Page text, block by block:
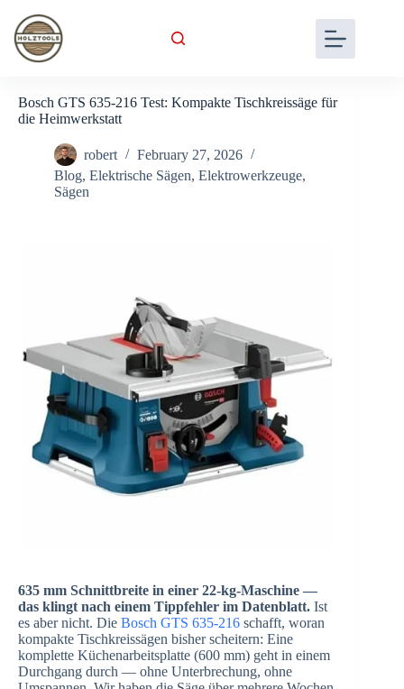
content
Bosch GTS 635-216 Test: Kompakte Tischkreissäge für
die Heimwerkstatt
robert
February 27, 2026
Blog, Elektrische Sägen, Elektrowerkzeuge,
Sägen
635 mm Schnittbreite in einer 22-kg-Maschine —
das klingt nach einem Tippfehler im Datenblatt. Ist
es aber nicht. Die Bosch GTS 635-216 schafft, woran
kompakte Tischkreissägen bisher scheitern: Eine
komplette Küchenarbeitsplatte (600 mm) geht in einem
Durchgang durch — ohne Unterbrechung, ohne